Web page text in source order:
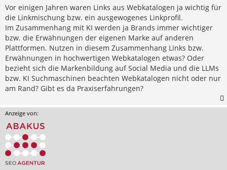
r
a
g
Vor einigen Jahren waren Links aus Webkatalogen ja wichtig für
die Linkmischung bzw. ein ausgewogenes Linkprofil.
Im Zusammenhang mit KI werden ja Brands immer wichtiger
bzw. die Erwähnungen der eigenen Marke auf anderen
Plattformen. Nutzen in diesem Zusammenhang Links bzw.
Erwähnungen in hochwertigen Webkatalogen etwas? Oder
bezieht sich die Markenbildung auf Social Media und die LLMs
bzw. KI Suchmaschinen beachten Webkatalogen nicht oder nur
am Rand? Gibt es da Praxiserfahrungen?
Anzeige von: